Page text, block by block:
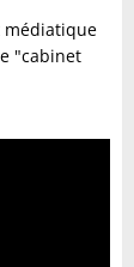
médiatique
"cabinet